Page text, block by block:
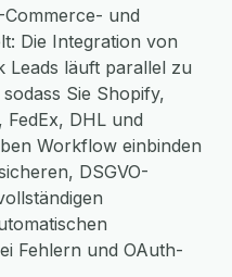
und
Die Integration von
Leads läuft parallel zu
sodass Sie Shopify,
DHL und
Workflow einbinden
DSGVO-
Fehlern und OAuth-